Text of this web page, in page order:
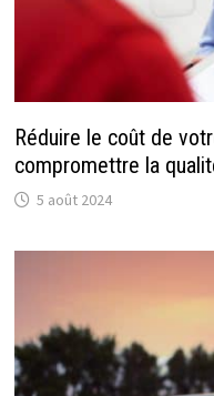
Réduire le coût de
compromettre la
5 août 2024